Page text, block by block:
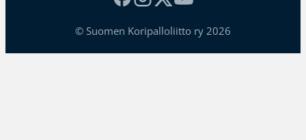
© Suomen Koripalloliitto ry 2026